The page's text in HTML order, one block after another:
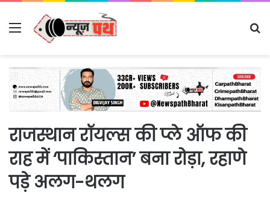
Menu
राजस्थान रॉयल्स की प्ले ऑफ की
राह में ‘पाकिस्तान’ बना रोड़ा, रहाणे
पड़े अलग-थलग